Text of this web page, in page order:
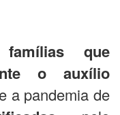
que
o auxílio
a pandemia de